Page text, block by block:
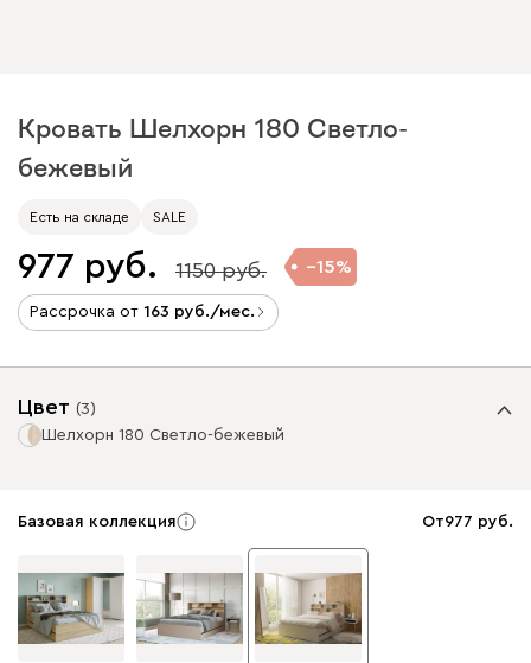
Кровать Шелхорн 180 Светло-
бежевый
Есть на складе SALE
977 1150 15
Рассрочка от 163 /мес.
Цвет (3)
Шелхорн 180 Светло-бежевый
Базовая коллекция От977